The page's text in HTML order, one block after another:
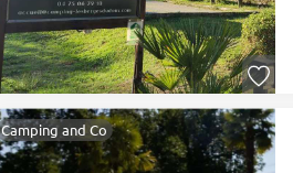
Camping and Co